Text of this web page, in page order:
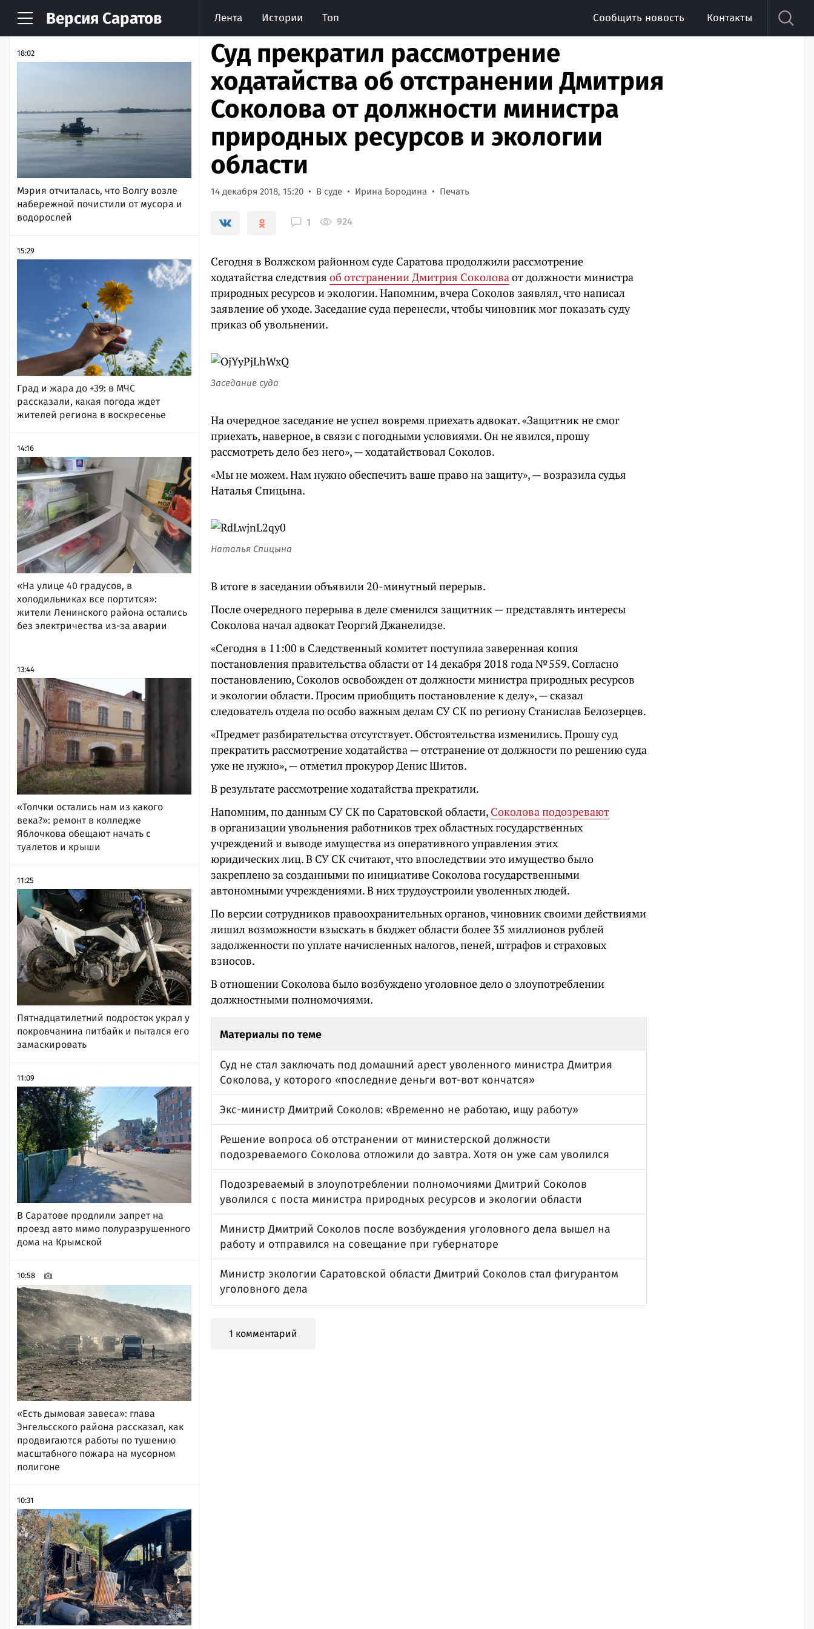
Версия Саратов Лента Истории Топ Сообщить новость Контакты
НОВОСТИ АРХИВ
18:02
Мэрия отчиталась, что Волгу возле
набережной почистили от мусора и
водорослей
15:29
Град и жара до +39: в МЧС
рассказали, какая погода ждет
жителей региона в воскресенье
14:16
«На улице 40 градусов, в
холодильниках все портится»:
жители Ленинского района остались
без электричества из-за аварии
13:44
«Толчки остались нам из какого
века?»: ремонт в колледже
Яблочкова обещают начать с
туалетов и крыши
11:25
Пятнадцатилетний подросток украл у
покровчанина питбайк и пытался его
замаскировать
11:09
В Саратове продлили запрет на
проезд авто мимо полуразрушенного
дома на Крымской
10:58
«Есть дымовая завеса»: глава
Энгельсского района рассказал, как
продвигаются работы по тушению
масштабного пожара на мусорном
полигоне
10:31
Суд прекратил рассмотрение
ходатайства об отстранении Дмитрия
Соколова от должности министра
природных ресурсов и экологии
области
14 декабря 2018, 15:20 В суде Ирина Бородина Печать
1 924
Сегодня в Волжском районном суде Саратова продолжили рассмотрение
ходатайства следствия об отстранении Дмитрия Соколоваот должности министра
природных ресурсов и экологии. Напомним, вчера Соколов заявлял, что написал
заявление об уходе. Заседание суда перенесли, чтобы чиновник мог показать суду
приказ об увольнении.
Заседание суда
На очередное заседание не успел вовремя приехать адвокат. «Защитник не смог
приехать, наверное, в связи с погодными условиями. Он не явился, прошу
рассмотреть дело без него», — ходатайствовал Соколов.
«Мы не можем. Нам нужно обеспечить ваше право на защиту», — возразила судья
Наталья Спицына.
Наталья Спицына
В итоге в заседании объявили 20-минутный перерыв.
После очередного перерыва в деле сменился защитник — представлять интересы
Соколова начал адвокат Георгий Джанелидзе.
«Сегодня в 11:00 в Следственный комитет поступила заверенная копия
постановления правительства области от 14 декабря 2018 года № 559. Согласно
постановлению, Соколов освобожден от должности министра природных ресурсов
и экологии области. Просим приобщить постановление к делу», — сказал
следователь отдела по особо важным делам СУ СК по региону Станислав Белозерцев.
«Предмет разбирательства отсутствует. Обстоятельства изменились. Прошу суд
прекратить рассмотрение ходатайства — отстранение от должности по решению суда
уже не нужно», — отметил прокурор Денис Шитов.
В результате рассмотрение ходатайства прекратили.
Напомним, по данным СУ СК по Саратовской области, Соколова подозревают
в организации увольнения работников трех областных государственных
учреждений и выводе имущества из оперативного управления этих
юридических лиц. В СУ СК считают, что впоследствии это имущество было
закреплено за созданными по инициативе Соколова государственными
автономными учреждениями. В них трудоустроили уволенных людей.
По версии сотрудников правоохранительных органов, чиновник своими действиями
лишил возможности взыскать в бюджет области более 35 миллионов рублей
задолженности по уплате начисленных налогов, пеней, штрафов и страховых
взносов.
В отношении Соколова было возбуждено уголовное дело о злоупотреблении
должностными полномочиями.
Материалы по теме
Суд не стал заключать под домашний арест уволенного министра Дмитрия
Соколова, у которого «последние деньги вот-вот кончатся»
Экс-министр Дмитрий Соколов: «Временно не работаю, ищу работу»
Решение вопроса об отстранении от министерской должности
подозреваемого Соколова отложили до завтра. Хотя он уже сам уволился
Подозреваемый в злоупотреблении полномочиями Дмитрий Соколов
уволился с поста министра природных ресурсов и экологии области
Министр Дмитрий Соколов после возбуждения уголовного дела вышел на
работу и отправился на совещание при губернаторе
Министр экологии Саратовской области Дмитрий Соколов стал фигурантом
уголовного дела
1 комментарий